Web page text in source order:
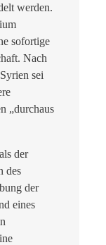
werden.
sofortige
Nach
sei
„durchaus
der
des
der
eines